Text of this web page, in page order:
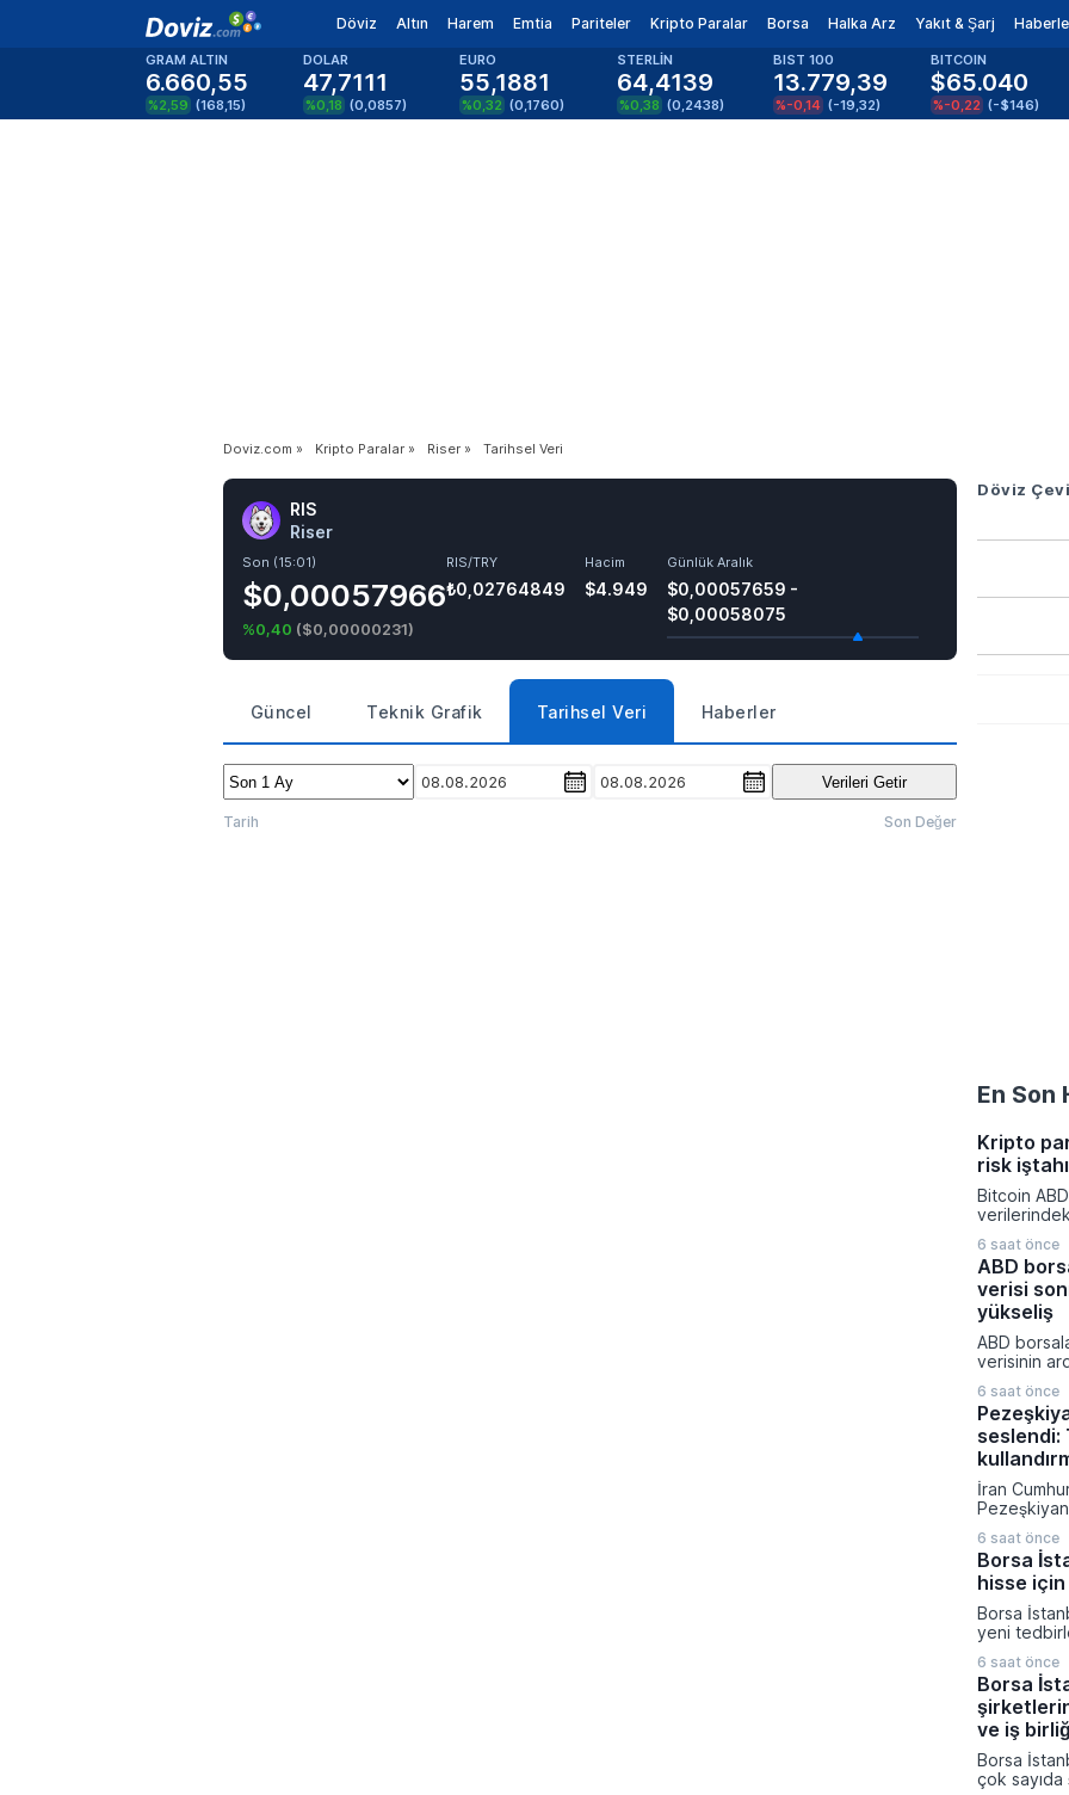
Döviz Altın Harem Emtia Pariteler Kripto Paralar Borsa Halka Arz Yakıt & Şarj
GRAM ALTIN
6.660,55
%2,59 (168,15)
DOLAR
47,7111
%0,18 (0,0857)
EURO
55,1881
%0,32 (0,1760)
STERLİN
64,4139
%0,38 (0,2438)
BIST 100
13.779,39
%-0,14 (-19,32)
BITCOIN
$65.040
%-0,22 (-$146)
Doviz.com » Kripto Paralar » Riser » Tarihsel Veri
RIS
Riser
Son (15:01)
$0,00057966
%0,40 ($0,00000231)
RIS/TRY
₺0,02764849
Hacim
$4.949
Günlük Aralık
$0,00057659 -
$0,00058075
Güncel Teknik Grafik Tarihsel Veri Haberler
08.08.2026 08.08.2026 Verileri Getir
Tarih Son Değer
Döviz
En Son
Kripto
risk
Bitcoin
kapattı.
dönemde
6 saat önce
ABD
verisi
yükseliş
ABD
verisinin
artırım
fiyatladı.
güçlü
yukarı
son
elde edildi.
6 saat önce
seslendi:
İran
Pezeşkiyan
diplomatik
vurgu
mesajı
hükümetin
Müslüman
saldırı
gerektiğini
6 saat önce
Borsa
hisse
Borsa
yeni
Platformu
açıklamada
Enerji ve
paylarına
Ağustos
girecek.
6 saat önce
Borsa
ve iş
Borsa
çok sayıda